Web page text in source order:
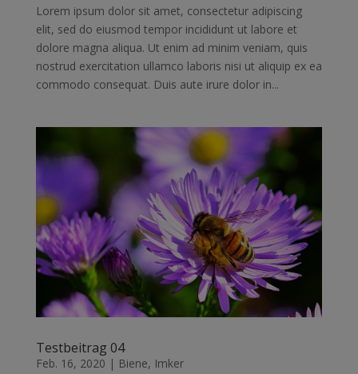
Lorem ipsum dolor sit amet, consectetur adipiscing
elit, sed do eiusmod tempor incididunt ut labore et
dolore magna aliqua. Ut enim ad minim veniam, quis
nostrud exercitation ullamco laboris nisi ut aliquip ex ea
commodo consequat. Duis aute irure dolor in...
Testbeitrag 04
Feb. 16, 2020 | Biene, Imker